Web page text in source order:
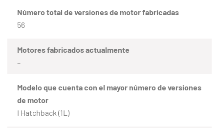
Número total de versiones de motor fabricadas
56
Motores fabricados actualmente
–
Modelo que cuenta con el mayor número de versiones
de motor
I Hatchback (1L)